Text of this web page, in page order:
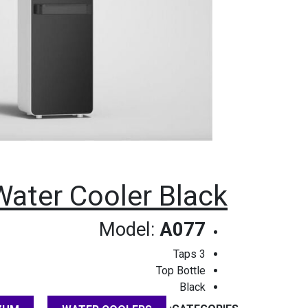
Cooler Black
Model: A077
3 Taps
Top Bottle
Black